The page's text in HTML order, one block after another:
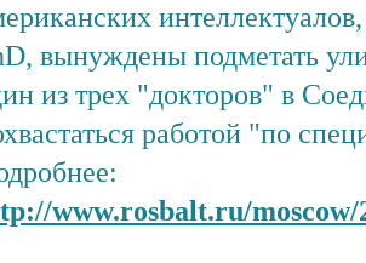
вынуждены подметать
из трех "докторов" в
работой "по
www.rosbalt.ru/moscow/